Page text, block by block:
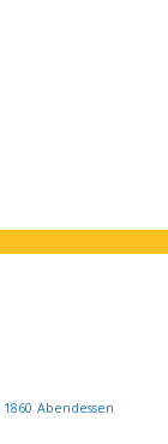
1860 Abendessen